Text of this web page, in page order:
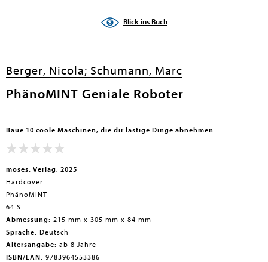
Blick ins Buch
Berger, Nicola; Schumann, Marc
PhänoMINT Geniale Roboter
Baue 10 coole Maschinen, die dir lästige Dinge abnehmen
moses. Verlag, 2025
Hardcover
PhänoMINT
64 S.
Abmessung: 215 mm x 305 mm x 84 mm
Sprache: Deutsch
Altersangabe: ab 8 Jahre
ISBN/EAN: 9783964553386